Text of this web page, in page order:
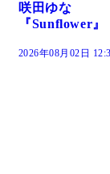
咲田ゆな
『Sunflower』
2026年08月02日